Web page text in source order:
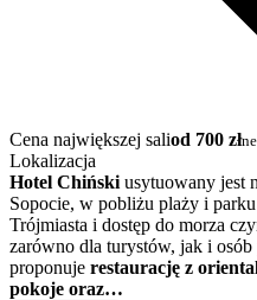
Cena największej saliod 700 zł
Lokalizacja
Hotel Chiński usytuowany jest
Sopocie, w pobliżu plaży i
Trójmiasta i dostęp do morza
zarówno dla turystów, jak i
proponuje restaurację z
pokoje oraz…